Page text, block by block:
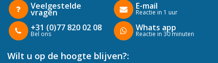
Veelgestelde
vragen
+31 (0)77 820 02 08
Bel ons
E-mail
Reactie in 1 uur
Whats app
Reactie in 30 minuten
Wilt u op de hoogte blijven?: